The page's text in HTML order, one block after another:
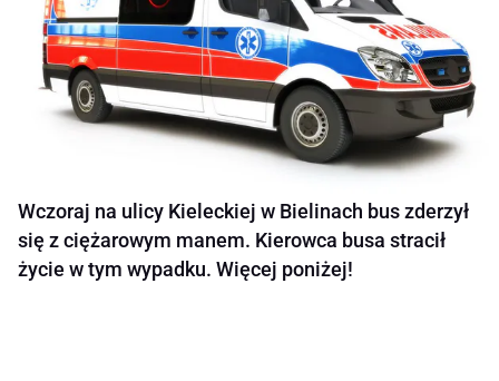
Wczoraj na ulicy Kieleckiej w Bielinach bus zderzył
się z ciężarowym manem. Kierowca busa stracił
życie w tym wypadku. Więcej poniżej!